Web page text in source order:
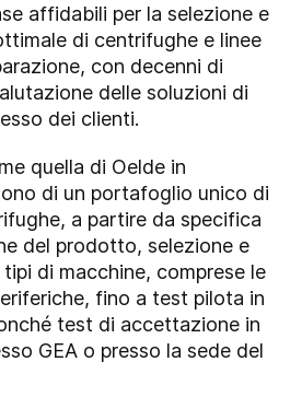
affidabili per la selezione e
di centrifughe e linee
con decenni di
delle soluzioni di
dei clienti.
quella di Oelde in
di un portafoglio unico di
a partire da specifica
del prodotto, selezione e
di macchine, comprese le
fino a test pilota in
test di accettazione in
GEA o presso la sede del